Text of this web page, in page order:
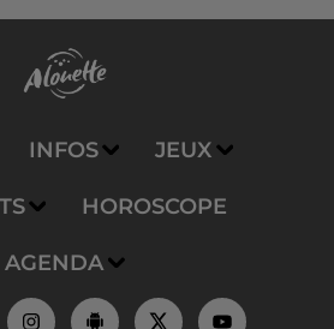
INFOS JEUX
HOROSCOPE
AGENDA